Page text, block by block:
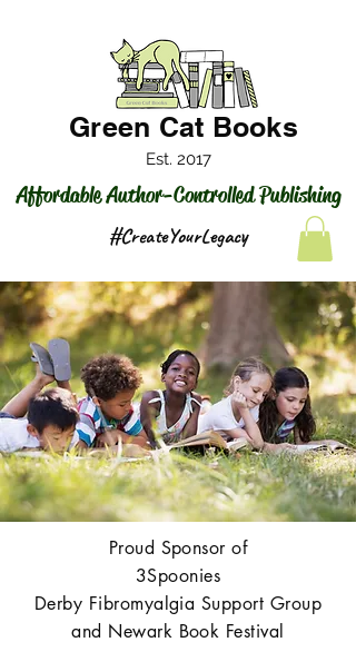
Affordable Author-Controlled Publishing
Green Cat Books
Est. 2017
#CreateYourLegacy
Proud Sponsor of
3Spoonies
Derby Fibromyalgia Support Group
and Newark Book Festival